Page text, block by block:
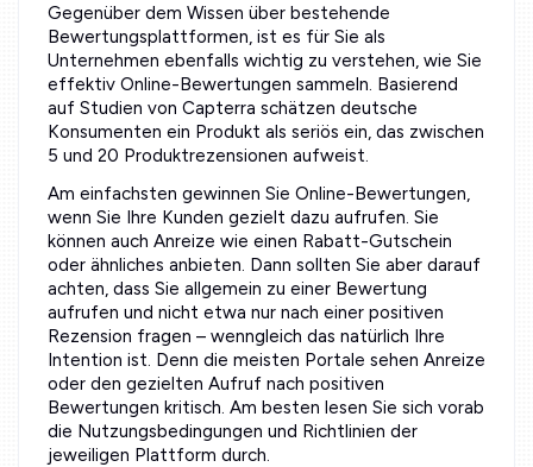
Gegenüber dem Wissen über bestehende
Bewertungsplattformen, ist es für Sie als
Unternehmen ebenfalls wichtig zu verstehen, wie Sie
effektiv Online-Bewertungen sammeln. Basierend
auf Studien von Capterra schätzen deutsche
Konsumenten ein Produkt als seriös ein, das zwischen
5 und 20 Produktrezensionen aufweist.
Am einfachsten gewinnen Sie Online-Bewertungen,
wenn Sie Ihre Kunden gezielt dazu aufrufen. Sie
können auch Anreize wie einen Rabatt-Gutschein
oder ähnliches anbieten. Dann sollten Sie aber darauf
achten, dass Sie allgemein zu einer Bewertung
aufrufen und nicht etwa nur nach einer positiven
Rezension fragen – wenngleich das natürlich Ihre
Intention ist. Denn die meisten Portale sehen Anreize
oder den gezielten Aufruf nach positiven
Bewertungen kritisch. Am besten lesen Sie sich vorab
die Nutzungsbedingungen und Richtlinien der
jeweiligen Plattform durch.